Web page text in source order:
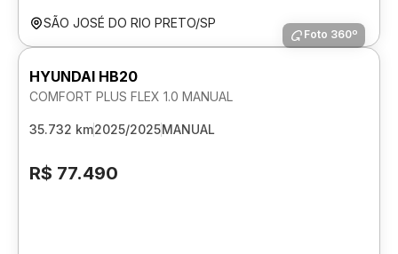
SÃO JOSÉ DO RIO PRETO/SP
Foto 360º
HYUNDAI HB20
COMFORT PLUS FLEX 1.0 MANUAL
35.732 km2025/2025MANUAL
R$ 77.490